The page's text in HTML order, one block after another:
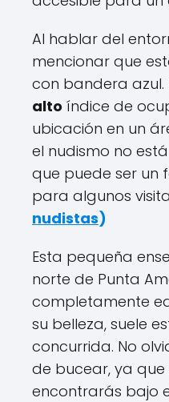
Al hablar del
mencionar que
con bandera azul.
alto índice de
ubicación en un
el nudismo no
que puede ser un
para algunos
nudistas)
Esta pequeña
norte de Punta
completamente
su belleza, suele
concurrida. No
de bucear, ya
encontrarás bajo